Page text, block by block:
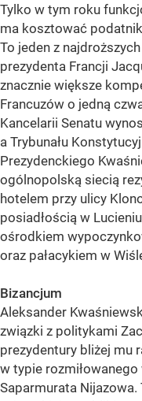
Tylko w tym roku
ma kosztować
To jeden z
prezydenta Francji
znacznie większe
Francuzów o jedną
Kancelarii Senatu
a Trybunału
Prezydenckiego
ogólnopolską siecią
hotelem przy ulicy
posiadłością w
ośrodkiem
oraz pałacykiem w
Bizancjum
Aleksander
związki z politykami
prezydentury bliżej mu
w typie rozmiłowanego
Saparmurata Nijazowa.